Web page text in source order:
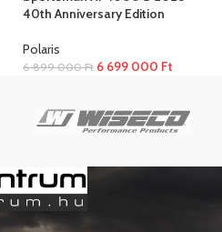
40th Anniversary Edition
Polaris
6 899 000Ft 6 699 000 Ft